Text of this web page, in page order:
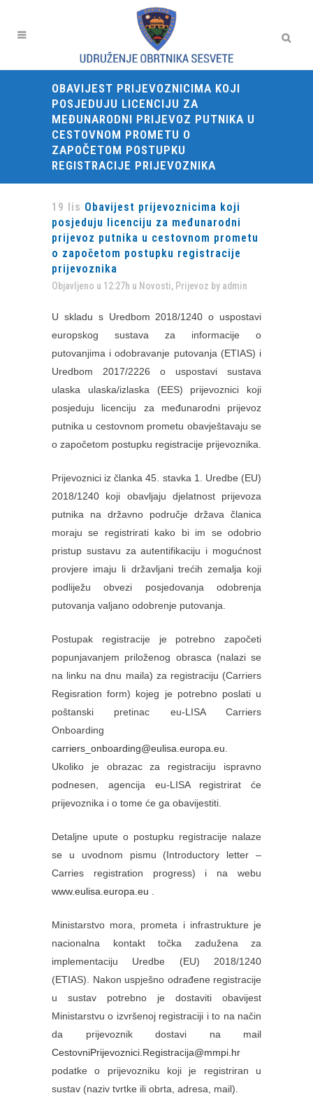
OBAVIJEST PRIJEVOZNICIMA KOJI
POSJEDUJU LICENCIJU ZA
MEĐUNARODNI PRIJEVOZ PUTNIKA U
CESTOVNOM PROMETU O
ZAPOČETOM POSTUPKU
REGISTRACIJE PRIJEVOZNIKA
19 lis Obavijest prijevoznicima koji
posjeduju licenciju za međunarodni
prijevoz putnika u cestovnom prometu
o započetom postupku registracije
prijevoznika
Objavljeno u 12:27h u Novosti, Prijevoz by admin
U skladu s Uredbom 2018/1240 o uspostavi
europskog sustava za informacije o
putovanjima i odobravanje putovanja (ETIAS) i
Uredbom 2017/2226 o uspostavi sustava
ulaska ulaska/izlaska (EES) prijevoznici koji
posjeduju licenciju za međunarodni prijevoz
putnika u cestovnom prometu obavještavaju se
o započetom postupku registracije prijevoznika.
Prijevoznici iz članka 45. stavka 1. Uredbe (EU)
2018/1240 koji obavljaju djelatnost prijevoza
putnika na državno područje država članica
moraju se registrirati kako bi im se odobrio
pristup sustavu za autentifikaciju i mogućnost
provjere imaju li državljani trećih zemalja koji
podliježu obvezi posjedovanja odobrenja
putovanja valjano odobrenje putovanja.
Postupak registracije je potrebno započeti
popunjavanjem priloženog obrasca (nalazi se
na linku na dnu maila) za registraciju (Carriers
Regisration form) kojeg je potrebno poslati u
poštanski pretinac eu-LISA Carriers
Onboarding
carriers_onboarding@eulisa.europa.eu
Ukoliko je obrazac za registraciju ispravno
podnesen, agencija eu-LISA registrirat će
prijevoznika i o tome će ga obavijestiti.
Detaljne upute o postupku registracije nalaze
se u uvodnom pismu (Introductory letter –
Carries registration progress) i na webu
www.eulisa.europa.eu
Ministarstvo mora, prometa i infrastrukture je
nacionalna kontakt točka zadužena za
implementaciju Uredbe (EU) 2018/1240
(ETIAS). Nakon uspješno odrađene registracije
u sustav potrebno je dostaviti obavijest
Ministarstvu o izvršenoj registraciji i to na način
da prijevoznik dostavi na mail
CestovniPrijevoznici.Registracija@mmpi.hr
podatke o prijevozniku koji je registriran u
sustav (naziv tvrtke ili obrta, adresa, mail).